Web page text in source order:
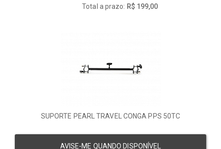
Total a prazo: R$ 199,00
SUPORTE PEARL TRAVEL CONGA PPS 50TC
AVISE-ME QUANDO DISPONÍVEL